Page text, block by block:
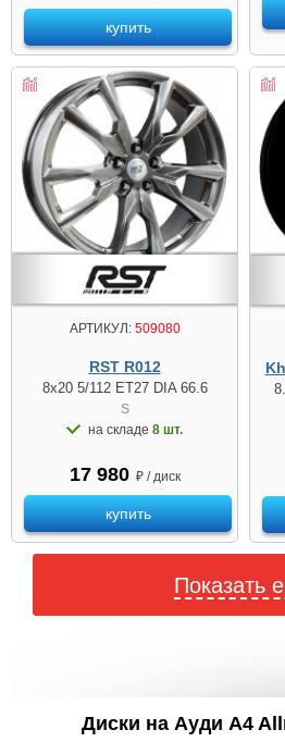
купить
АРТИКУЛ:509080
RST R012
8x20 5/112 ET27 DIA 66.6
S
на складе 8 шт.
17 980 ₽ / диск
купить
Показать
Диски на Ауди A4